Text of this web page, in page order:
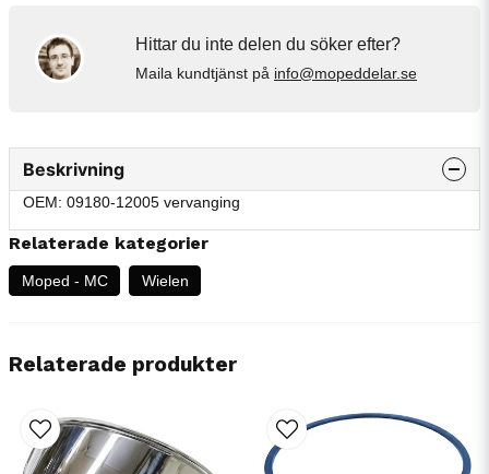
Hittar du inte delen du söker efter?
Maila kundtjänst på info@mopeddelar.se
Beskrivning
OEM: 09180-12005 vervanging
Relaterade kategorier
Moped - MC Wielen
Relaterade produkter